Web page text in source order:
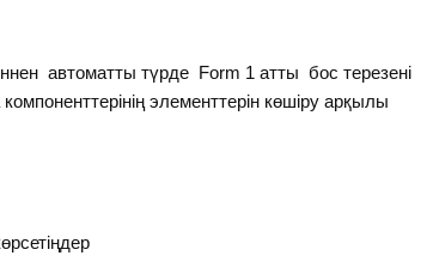
автоматты түрде Form 1 атты бос терезені
элементтерін көшіру арқылы